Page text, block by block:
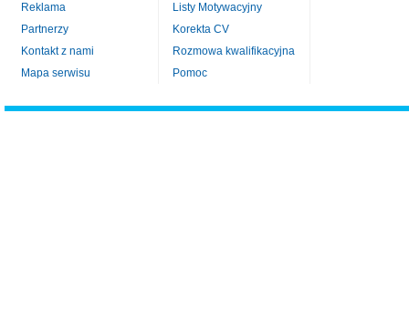
Reklama
Partnerzy
Kontakt z nami
Mapa serwisu
Listy Motywacyjny
Korekta CV
Rozmowa kwalifikacyjna
Pomoc